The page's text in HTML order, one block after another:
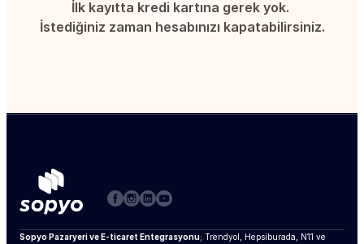
İlk kayıtta kredi kartına gerek yok.
İstediğiniz zaman hesabınızı kapatabilirsiniz.
Sopyo Pazaryeri ve E-ticaret Entegrasyonu; Trendyol, Hepsiburada, N11 ve